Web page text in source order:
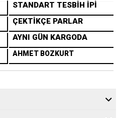
STANDART TESBİH İPİ
ÇEKTİKÇE PARLAR
AYNI GÜN KARGODA
AHMET BOZKURT